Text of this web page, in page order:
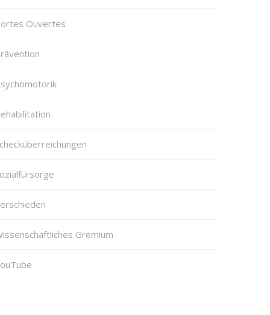
Ouvertes
Gremium